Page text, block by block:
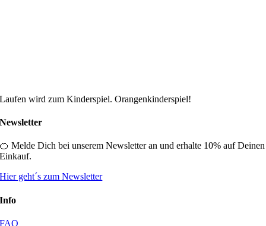
gewählt
Laufen wird zum Kinderspiel. Orangenkinderspiel!
Newsletter
🍊 Melde Dich bei unserem Newsletter an und erhalte 10% auf Deinen
Einkauf.
Hier geht´s zum Newsletter
Info
FAQ